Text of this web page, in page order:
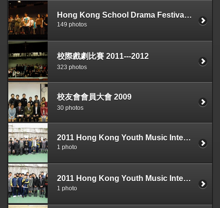
Hong Kong School Drama Festival ( English ) 2011—2012
149 photos
校際戲劇比賽 2011---2012
323 photos
校友會會員大會 2009
30 photos
2011 Hong Kong Youth Music Interflows Symphonic Band Contest Bronze Award
1 photo
2011 Hong Kong Youth Music Interflows String Orchestra Silver Prize
1 photo